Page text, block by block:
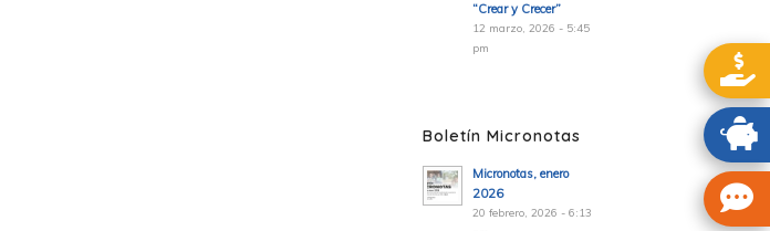
“Crear y Crecer”
12 marzo, 2026 - 5:45
pm
Boletín Micronotas
Micronotas, enero
2026
20 febrero, 2026 - 6:13